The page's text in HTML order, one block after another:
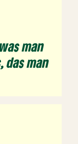
man
das man